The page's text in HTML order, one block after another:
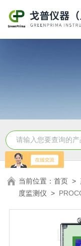
当前位置：首页 >
度监测仪 >